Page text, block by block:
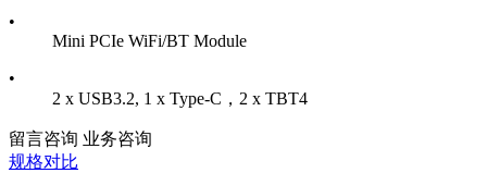
•
Mini PCIe WiFi/BT Module
•
2 x USB3.2, 1 x Type-C，2 x TBT4
留言咨询 业务咨询
规格对比